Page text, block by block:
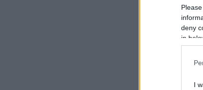
deny
in
I